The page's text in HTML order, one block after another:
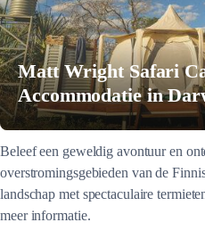
Matt Wright Safari
Accommodatie in
Beleef een geweldig avontuur en
overstromingsgebieden van de
landschap met spectaculaire
meer informatie.